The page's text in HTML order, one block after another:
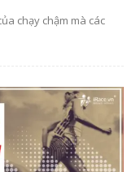
chạy chậm mà các